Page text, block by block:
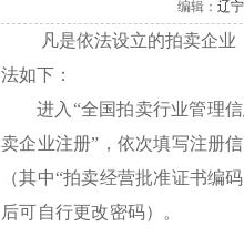
编辑： 辽
凡是依法设立的拍卖企
法如下：
进入“全国拍卖行业管理
卖企业注册”，依次填写注册
（其中“拍卖经营批准证书编
后可自行更改密码）。